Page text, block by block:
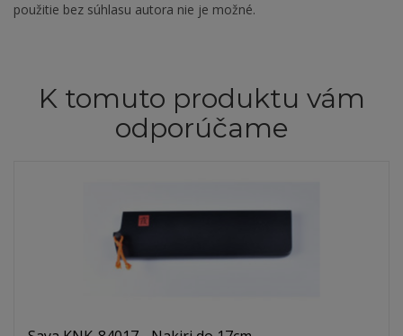
použitie bez súhlasu autora nie je možné.
K tomuto produktu vám
odporúčame